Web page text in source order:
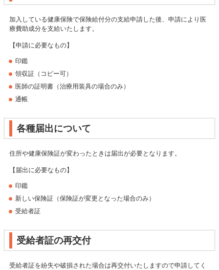
加入している健康保険で保険給付分の支給申請した後、申請により医
療費助成分を支給いたします。
【申請に必要なもの】
印鑑
領収証（コピー可）
医師の証明書（治療用装具の場合のみ）
通帳
各種届出について
住所や健康保険証が変わったときは届出が必要となります。
【届出に必要なもの】
印鑑
新しい保険証（保険証が変更となった場合のみ）
受給者証
受給者証の再交付
受給者証を紛失や破損された場合は再交付いたしますので申請してく